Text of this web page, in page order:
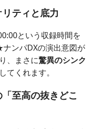
ティと底力
という収録時間を
ンパDXの演出意図が
、まさに驚異のシンク
てくれます。
至高の抜きどこ